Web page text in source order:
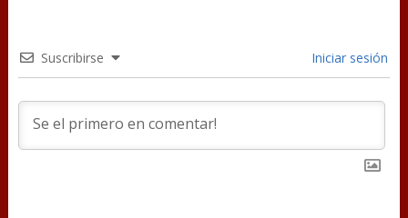
Suscribirse Iniciar sesión